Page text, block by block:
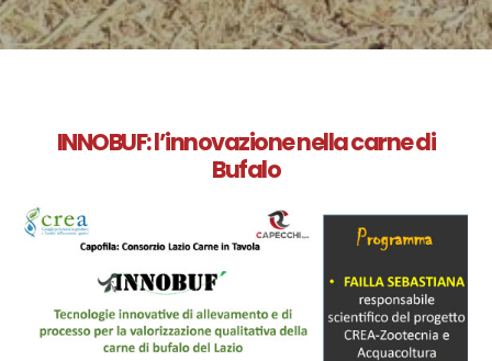
INNOBUF: l’innovazione nella carne di
Bufalo